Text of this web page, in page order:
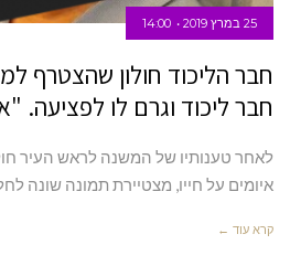
25 במרץ 2019 14:00
חבר הליכוד חולון שהצטרף
חבר ליכוד וגרם לו לפציעה.
לאחר טענותיו של המשנה לראש העיר
איומים על חייו, מצטיירת תמונה שונה
קרא עוד ←